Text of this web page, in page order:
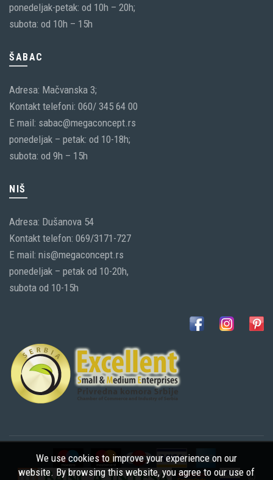
ponedeljak-petak: od 10h – 20h;
subota: od 10h – 15h
ŠABAC
Adresa: Mačvanska 3;
Kontakt telefoni: 060/ 345 64 00
E mail: sabac@megaconcept.rs
ponedeljak – petak: od 10-18h;
subota: od 9h – 15h
NIŠ
Adresa: Dušanova 54
Kontakt telefon: 069/3171-727
E mail: nis@megaconcept.rs
ponedeljak – petak od 10-20h,
subota od 10-15h
©
We use cookies to improve your experience on our
website. By browsing this website, you agree to our use of